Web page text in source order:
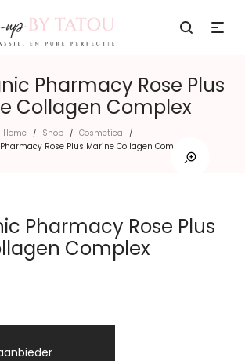
Pharmacy Rose Plus
Collagen Complex
Home / Shop / Cosmetica /
Rose Plus Marine Collagen Complex
Pharmacy Rose Plus
Complex